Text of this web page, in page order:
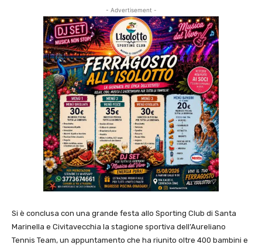
- Advertisement -
Si è conclusa con una grande festa allo Sporting Club di Santa
Marinella e Civitavecchia la stagione sportiva dell’Aureliano
Tennis Team, un appuntamento che ha riunito oltre 400 bambini e